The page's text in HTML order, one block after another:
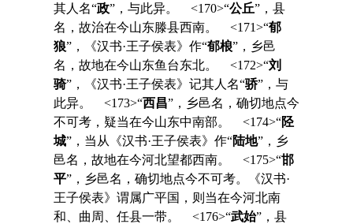
其人名“政”，与此异。 <170>“公丘”，县
名，故治在今山东滕县西南。 <171>“郁
狼”，《汉书·王子侯表》作“郁桹”，乡邑
名，故地在今山东鱼台东北。 <172>“刘
骑”，《汉书·王子侯表》记其人名“骄”，与
此异。 <173>“西昌”，乡邑名，确切地点今
不可考，疑当在今山东中南部。 <174>“陉
城”，当从《汉书·王子侯表》作“陆地”，乡
邑名，故地在今河北望都西南。 <175>“邯
平”，乡邑名，确切地点今不可考。《汉书·
王子侯表》谓属广平国，则当在今河北南
和、曲周、任县一带。 <176>“武始”，县